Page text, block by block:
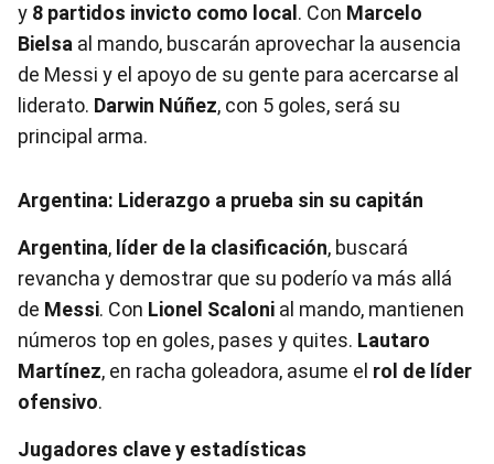
y 8 partidos invicto como local . Con Marcelo
Bielsa al mando, buscarán aprovechar la ausencia
de Messi y el apoyo de su gente para acercarse al
liderato. Darwin Núñez, con 5 goles, será su
principal arma.
Argentina: Liderazgo a prueba sin su capitán
Argentina, líder de la clasificación, buscará
revancha y demostrar que su poderío va más allá
de Messi. Con Lionel Scaloni al mando, mantienen
números top en goles, pases y quites. Lautaro
Martínez, en racha goleadora, asume el rol de líder
ofensivo.
Jugadores clave y estadísticas